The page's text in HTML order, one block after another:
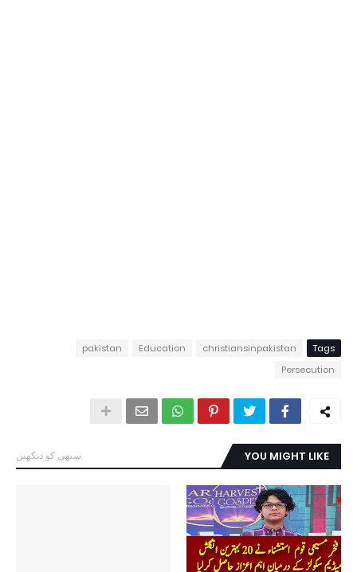
Tags
christiansinpakistan
Education
pakistan
Persecution
YOU MIGHT LIKE سبھی کو دیکھیں